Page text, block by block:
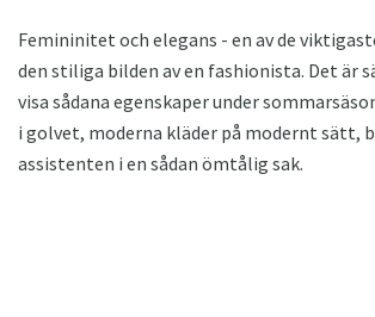
Femininitet och elegans - en av de
den stiliga bilden av en fashionista. Det är
visa sådana egenskaper under
i golvet, moderna kläder på modernt sätt,
assistenten i en sådan ömtålig sak.